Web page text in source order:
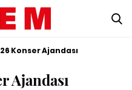
Konser Ajandası
Ajandası